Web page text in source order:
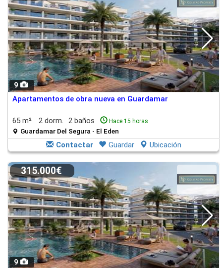
9
Apartamentos de obra nueva en Guardamar
65 m² 2 dorm. 2 baños Hace 15 horas
Guardamar Del Segura - El Eden
Contactar Guardar Ubicación
9
315.000€